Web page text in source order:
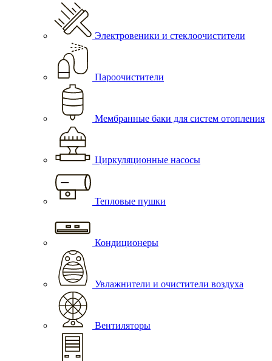
Электровеники и стеклоочистители
Пароочистители
Мембранные баки для систем отопления
Циркуляционные насосы
Тепловые пушки
Кондиционеры
Увлажнители и очистители воздуха
Вентиляторы